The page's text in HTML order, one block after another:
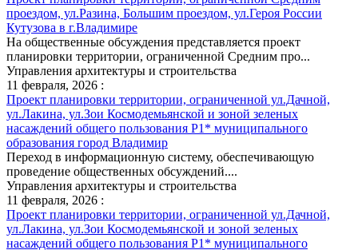
проездом, ул.Разина, Большим проездом, ул.Героя России
Кутузова в г.Владимире
На общественные обсуждения представляется проект
планировки территории, ограниченной Средним про...
Управления архитектуры и строительства
11 февраля, 2026 :
Проект планировки территории, ограниченной ул.Дачной,
ул.Лакина, ул.Зои Космодемьянской и зоной зеленых
насаждений общего пользования Р1* муниципального
образования город Владимир
Переход в информационную систему, обеспечивающую
проведение общественных обсуждений....
Управления архитектуры и строительства
11 февраля, 2026 :
Проект планировки территории, ограниченной ул.Дачной,
ул.Лакина, ул.Зои Космодемьянской и зоной зеленых
насаждений общего пользования Р1* муниципального